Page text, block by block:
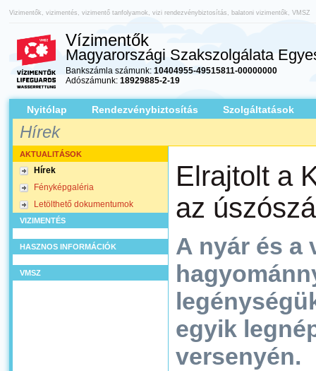
Vizimentők, vizimentés, vizimentő tanfolyamok, vizi rendezvénybiztosítás, balatoni vizimentők, VMSZ
Vízimentők
Magyarországi Szakszolgálata
Bankszámla számunk: 10404955-49515811-00000000
Adószámunk: 18929885-2-19
Nyitólap Rendezvénybiztosítás Szolgáltatások
Hírek
AKTUALITÁSOK
Hírek
Fényképgaléria
Letölthető dokumentumok
VIZIMENTÉS
HASZNOS INFORMÁCIÓK
VMSZ
Elrajtolt a
az
A nyár és a
egyik
versenyén.